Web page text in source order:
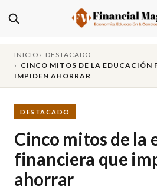
INICIO
DESTACADO
CINCO MITOS DE LA EDUCACIÓN
IMPIDEN AHORRAR
DESTACADO
Cinco mitos de la
financiera que
ahorrar